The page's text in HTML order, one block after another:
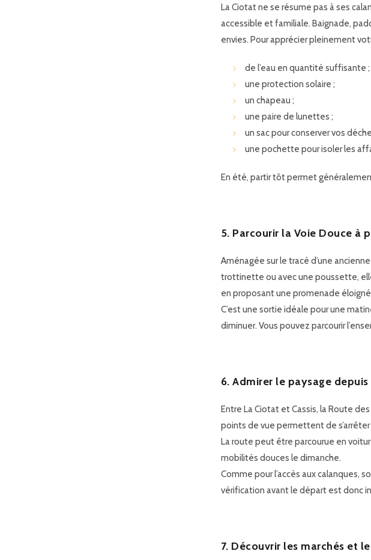
La Ciotat ne se résume pas à ses
accessible et familiale. Baignade,
envies. Pour apprécier pleinement
de l’eau en quantité suffisante ;
une protection solaire ;
un chapeau ;
une paire de lunettes ;
un sac pour conserver vos
une pochette pour isoler les
En été, partir tôt permet
5. Parcourir la Voie Douce à
Aménagée sur le tracé d’une
trottinette ou avec une poussette,
en proposant une promenade
C’est une sortie idéale pour une
diminuer. Vous pouvez parcourir
6. Admirer le paysage
Entre La Ciotat et Cassis, la Route
points de vue permettent de
La route peut être parcourue en
mobilités douces le dimanche.
Comme pour l’accès aux calanques,
vérification avant le départ est donc
7. Découvrir les marchés et